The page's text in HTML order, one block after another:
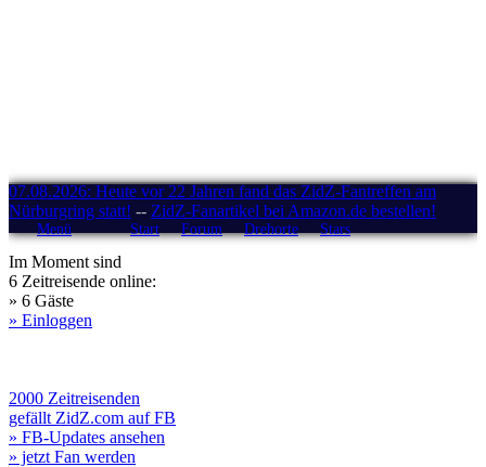
07.08.2026: Heute vor 22 Jahren fand das ZidZ-Fantreffen am
Nürburgring statt! -- ZidZ-Fanartikel bei Amazon.de bestellen!
Menü Start Forum Drehorte Stars
Im Moment sind
6 Zeitreisende online:
» 6 Gäste
» Einloggen
2000 Zeitreisenden
gefällt ZidZ.com auf FB
» FB-Updates ansehen
» jetzt Fan werden